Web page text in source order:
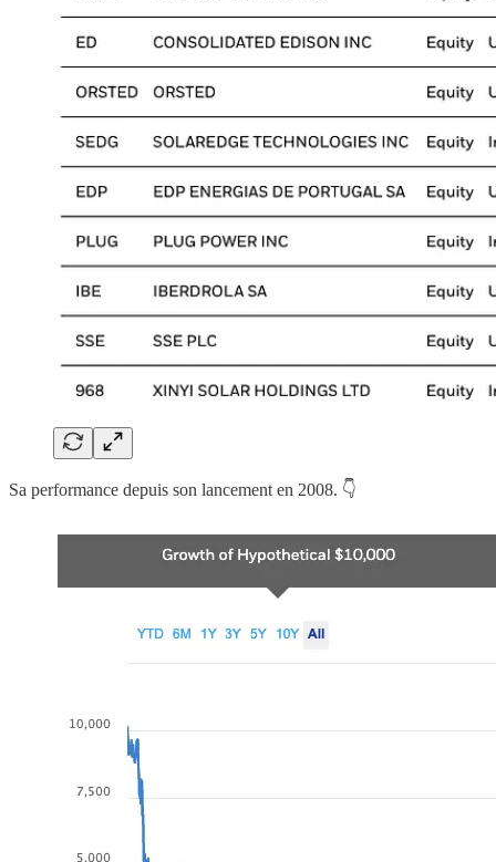
Sa performance depuis son lancement en 2008. 👇